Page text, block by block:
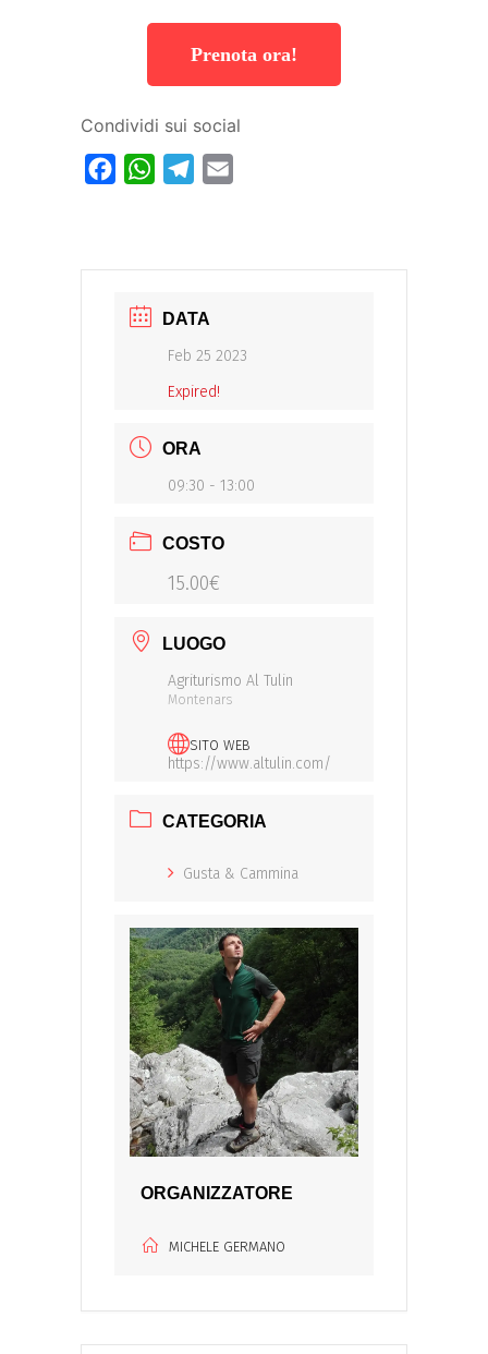
Prenota ora!
Condividi sui social
FacebookWhatsAppTelegram
DATA
Feb 25 2023
Expired!
ORA
09:30 - 13:00
COSTO
15.00€
LUOGO
Agriturismo Al Tulin
Montenars
SITO WEB
https://www.altulin.com/
CATEGORIA
Gusta & Cammina
ORGANIZZATORE
MICHELE GERMANO